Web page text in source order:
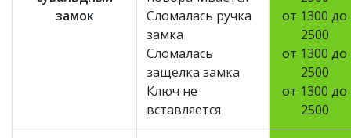
замок
Сломалась ручка
замка
Сломалась
защелка замка
Ключ не
вставляется
от 1300 до
2500
от 1300 до
2500
от 1300 до
2500